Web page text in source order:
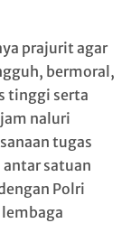
prajurit agar
bermoral,
tinggi serta
naluri
tugas
satuan
Polri